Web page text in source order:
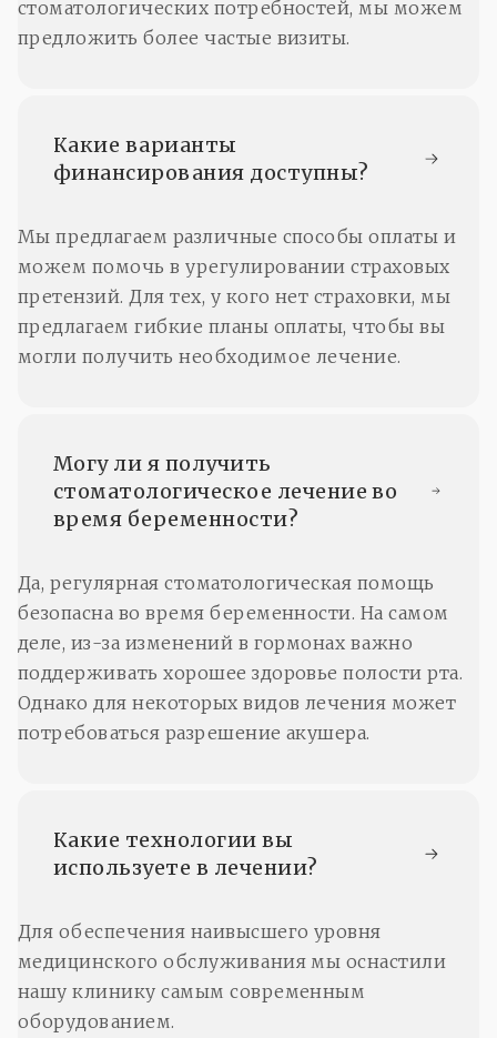
стоматологических потребностей, мы можем
предложить более частые визиты.
Какие варианты
финансирования доступны?
Мы предлагаем различные способы оплаты и
можем помочь в урегулировании страховых
претензий. Для тех, у кого нет страховки, мы
предлагаем гибкие планы оплаты, чтобы вы
могли получить необходимое лечение.
Могу ли я получить
стоматологическое лечение во
время беременности?
Да, регулярная стоматологическая помощь
безопасна во время беременности. На самом
деле, из-за изменений в гормонах важно
поддерживать хорошее здоровье полости рта.
Однако для некоторых видов лечения может
потребоваться разрешение акушера.
Какие технологии вы
используете в лечении?
Для обеспечения наивысшего уровня
медицинского обслуживания мы оснастили
нашу клинику самым современным
оборудованием.